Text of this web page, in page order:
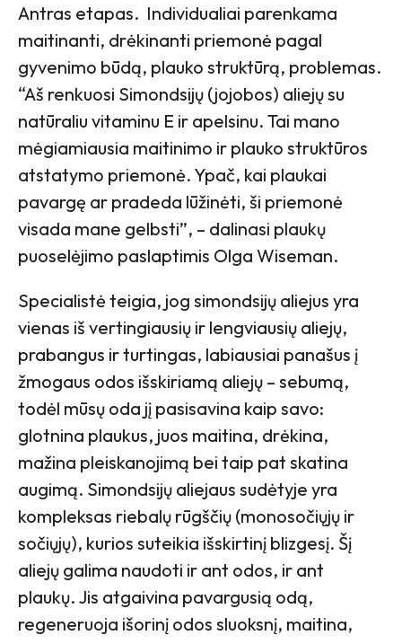
Antras etapas. Individualiai parenkama
maitinanti, drėkinanti priemonė pagal
gyvenimo būdą, plauko struktūrą, problemas.
“Aš renkuosi Simondsijų (jojobos) aliejų su
natūraliu vitaminu E ir apelsinu. Tai mano
mėgiamiausia maitinimo ir plauko struktūros
atstatymo priemonė. Ypač, kai plaukai
pavargę ar pradeda lūžinėti, ši priemonė
visada mane gelbsti”, – dalinasi plaukų
puoselėjimo paslaptimis Olga Wiseman.
Specialistė teigia, jog simondsijų aliejus yra
vienas iš vertingiausių ir lengviausių aliejų,
prabangus ir turtingas, labiausiai panašus į
žmogaus odos išskiriamą aliejų – sebumą,
todėl mūsų oda jį pasisavina kaip savo:
glotnina plaukus, juos maitina, drėkina,
mažina pleiskanojimą bei taip pat skatina
augimą. Simondsijų aliejaus sudėtyje yra
kompleksas riebalų rūgščių (monosočiųjų ir
sočiųjų), kurios suteikia išskirtinį blizgesį. Šį
aliejų galima naudoti ir ant odos, ir ant
plaukų. Jis atgaivina pavargusią odą,
regeneruoja išorinį odos sluoksnį, maitina,